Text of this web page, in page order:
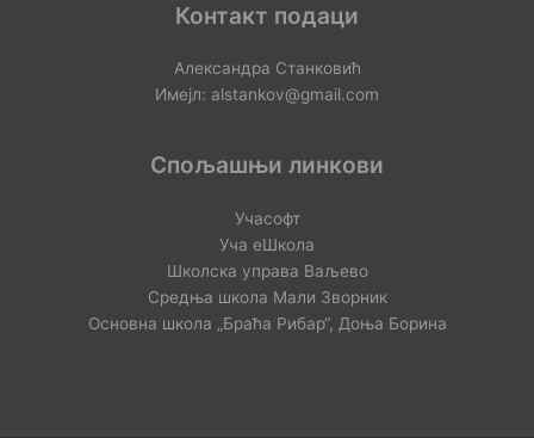
Контакт подаци
Александра Станковић
Имејл: alstankov@gmail.com
Спољашњи линкови
Учасофт
Уча еШкола
Школска управа Ваљево
Средња школа Мали Зворник
Основна школа „Браћа Рибар“, Доња Борина